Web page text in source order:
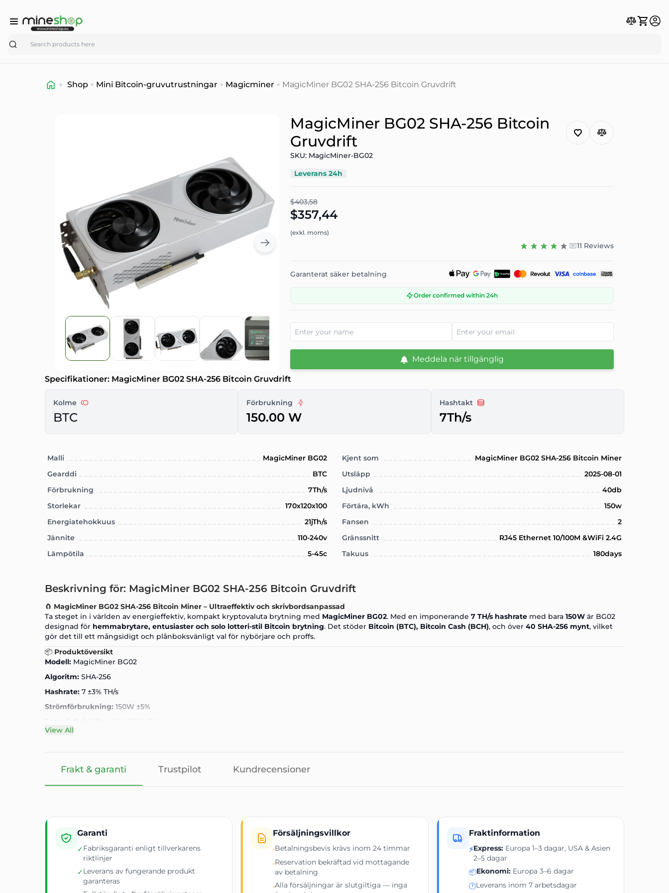
Search
Shop Mini Bitcoin-gruvutrustningar Magicminer MagicMiner BG02 SHA-256 Bitcoin Gruvdrift
MagicMiner BG02 SHA-256 Bitcoin
Gruvdrift
SKU: MagicMiner-BG02
Leverans 24h
$403,58
$357,44
(exkl. moms)
11 Reviews
Garanterat säker betalning
Order confirmed within 24h
Meddela när tillgänglig
Specifikationer: MagicMiner BG02 SHA-256 Bitcoin Gruvdrift
Kolme
BTC
Förbrukning
150.00 W
Hashtakt
7Th/s
Malli MagicMiner BG02 Kjent som
MagicMiner BG02 SHA-256 Bitcoin Miner
Gearddi
BTC Utsläpp
2025-08-01
Förbrukning
7Th/s Ljudnivå
40db
Storlekar
170x120x100 Förtära, kWh
150w
Energiatehokkuus
21jTh/s Fansen
2
Jännite
110-240v Gränssnitt
RJ45 Ethernet 10/100M &WiFi 2.4G
Lämpötila
5-45c Takuus 180days
Beskrivning för: MagicMiner BG02 SHA-256 Bitcoin Gruvdrift
🧲 MagicMiner BG02 SHA-256 Bitcoin Miner – Ultraeffektiv och skrivbordsanpassad
Ta steget in i världen av energieffektiv, kompakt kryptovaluta brytning med MagicMiner BG02. Med en imponerande 7 TH/s hashrate med bara 150W är BG02
designad för hemmabrytare, entusiaster och solo lotteri-stil Bitcoin brytning. Det stöder Bitcoin (BTC), Bitcoin Cash (BCH), och över 40 SHA-256 mynt, vilket
gör det till ett mångsidigt och plånboksvänligt val för nybörjare och proffs.
📦 Produktöversikt
Modell: MagicMiner BG02
Algoritm: SHA-256
Hashrate: 7 ±3% TH/s
Strömförbrukning: 150W ±5%
RJ45 Ethernet 10/100M &WiFi 2.4G
Funktion
Värde
Tillverkare
BG02
Effektivitet
21,4 J/TH ±5%
View All
Frakt & garanti Trustpilot Kundrecensioner
Garanti
✓Fabriksgaranti enligt tillverkarens
riktlinjer
✓Leverans av fungerande produkt
garanteras
Försäljningsvillkor
›Betalningsbevis krävs inom 24 timmar
›Reservation bekräftad vid mottagande
av betalning
›Alla försäljningar är slutgiltiga — inga
Fraktinformation
⚡Express:Europa 1–3 dagar, USA & Asien
2–5 dagar
📦Ekonomi:Europa 3–6 dagar
🕐Leverans inom 7 arbetsdagar